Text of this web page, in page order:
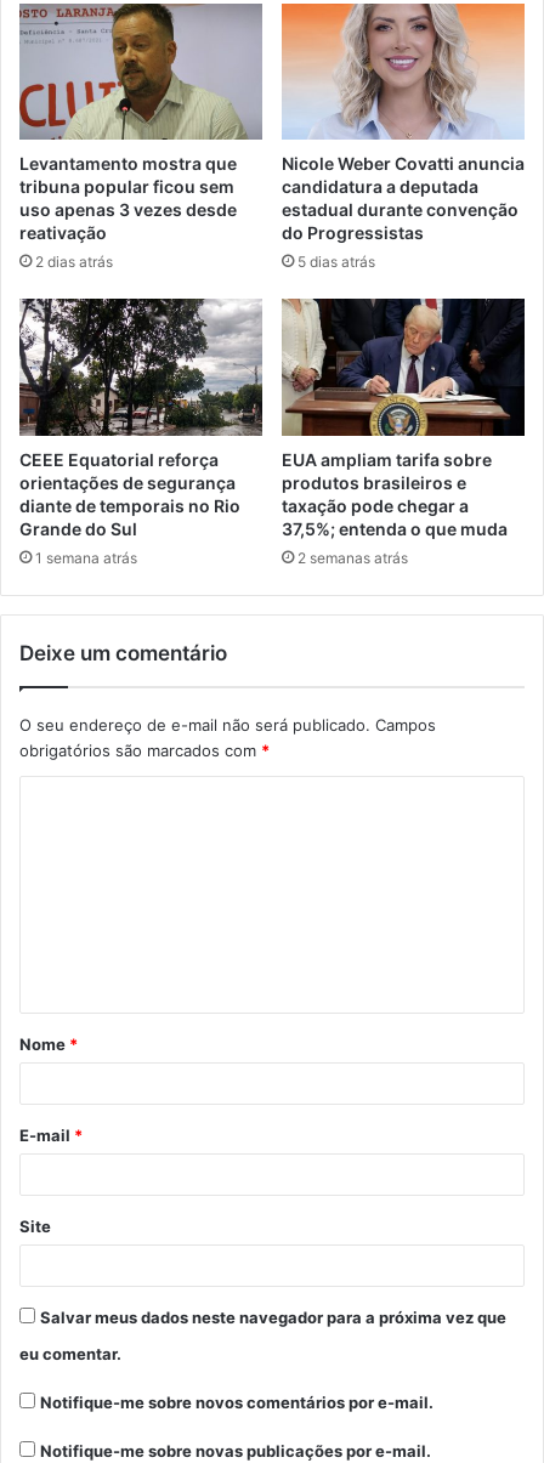
Levantamento mostra que
tribuna popular ficou sem
uso apenas 3 vezes desde
reativação
2 dias atrás
Nicole Weber Covatti anuncia
candidatura a deputada
estadual durante convenção
do Progressistas
5 dias atrás
CEEE Equatorial reforça
orientações de segurança
diante de temporais no Rio
Grande do Sul
1 semana atrás
EUA ampliam tarifa sobre
produtos brasileiros e
taxação pode chegar a
37,5%; entenda o que muda
2 semanas atrás
Deixe um comentário
O seu endereço de e-mail não será publicado. Campos
obrigatórios são marcados com *
á
r
*
Nome *
E-mail *
Site
Salvar meus dados neste navegador para a próxima vez que
eu comentar.
Notifique-me sobre novos comentários por e-mail.
Notifique-me sobre novas publicações por e-mail.